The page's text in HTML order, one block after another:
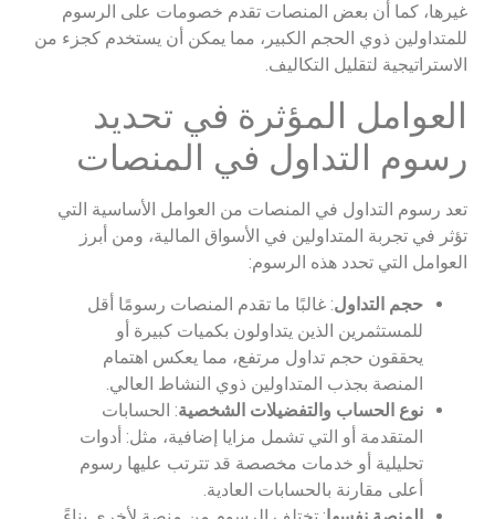
غيرها، كما أن بعض المنصات تقدم خصومات على الرسوم
للمتداولين ذوي الحجم الكبير، مما يمكن أن يستخدم كجزء من
الاستراتيجية لتقليل التكاليف.
العوامل المؤثرة في تحديد
رسوم التداول في المنصات
تعد رسوم التداول في المنصات من العوامل الأساسية التي
تؤثر في تجربة المتداولين في الأسواق المالية، ومن أبرز
العوامل التي تحدد هذه الرسوم:
حجم التداول: غالبًا ما تقدم المنصات رسومًا أقل
للمستثمرين الذين يتداولون بكميات كبيرة أو
يحققون حجم تداول مرتفع، مما يعكس اهتمام
المنصة بجذب المتداولين ذوي النشاط العالي.
نوع الحساب والتفضيلات الشخصية: الحسابات
المتقدمة أو التي تشمل مزايا إضافية، مثل: أدوات
تحليلية أو خدمات مخصصة قد تترتب عليها رسوم
أعلى مقارنة بالحسابات العادية.